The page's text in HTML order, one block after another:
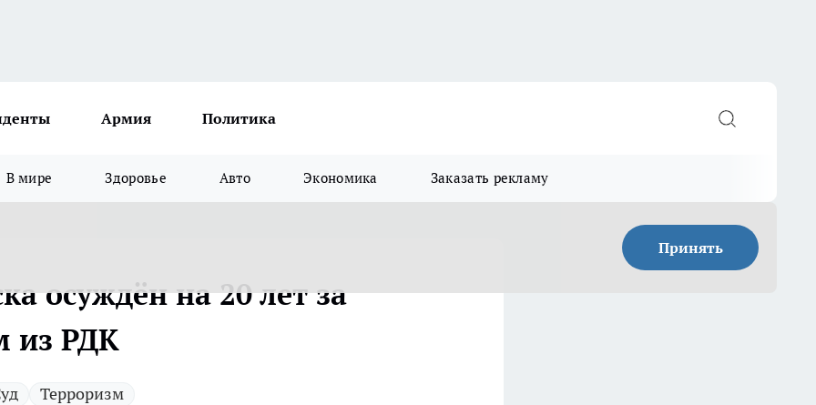
Армия Политика
В мире Здоровье Авто Экономика Заказать рекламу
Принять
осуждён на 20 лет за
из РДК
Терроризм